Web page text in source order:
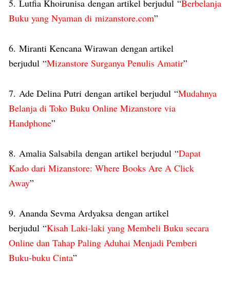
5. Lutfia Khoirunisa dengan artikel berjudul “Berbelanja
Buku yang Nyaman di mizanstore.com”
6. Miranti Kencana Wirawan dengan artikel
berjudul “Mizanstore Surganya Penulis Amatir”
7. Ade Delina Putri dengan artikel berjudul “Mudahnya
Belanja di Toko Buku Online Mizanstore via
Handphone”
8. Amalia Salsabila dengan artikel berjudul “Dapat
Kado dari Mizanstore: Where Books Are A Click
Away”
9. Ananda Sevma Ardyaksa dengan artikel
berjudul “Kisah Laki-laki yang Membeli Buku secara
Online dan Tahap Paling Aduhai Menjadi Pemberi
Buku-buku Cinta”